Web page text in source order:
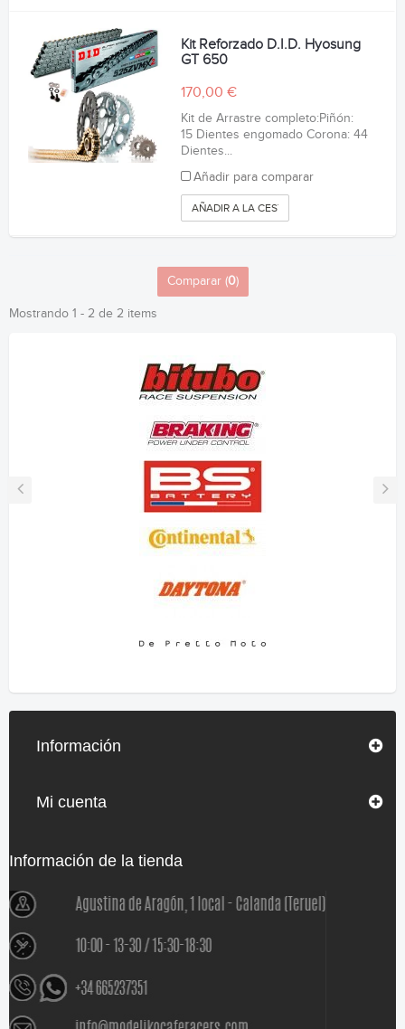
Kit Reforzado D.I.D. Hyosung
GT 650
170,00 €
Kit de Arrastre completo:Piñón:
15 Dientes engomado Corona: 44
Dientes...
Añadir para comparar
AÑADIR A LA CESTA
Comparar (0)
Mostrando 1 - 2 de 2 items
Información
Mi cuenta
Información de la tienda